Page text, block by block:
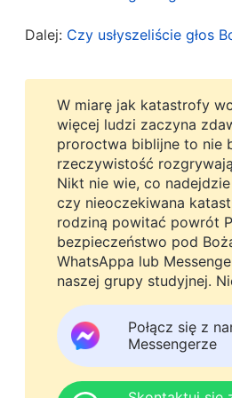
Jahwe użył przykazań,
swoich rodziców, czy
ukamienowani na śmierć,
czy przestrzegali tych
Kapłani, którzy nie
szacunku swoim
Jahwe. On ustanowił
byli posłuszni Jego
nowonarodzoną ludzką
dzieło. I tak, na
(Dzieło w Wieku Prawa, w:
praw i przykazań, ucząc
Bożą opiekę i
Dalej: Czy usłyszeliście głos
W miarę jak katastrofy
więcej ludzi zaczyna
proroctwa biblijne to nie
rzeczywistość
Nikt nie wie, co
czy nieoczekiwana
rodziną powitać powrót
bezpieczeństwo pod
WhatsAppa lub
naszej grupy studyjnej.
Połącz się z
Messengerze